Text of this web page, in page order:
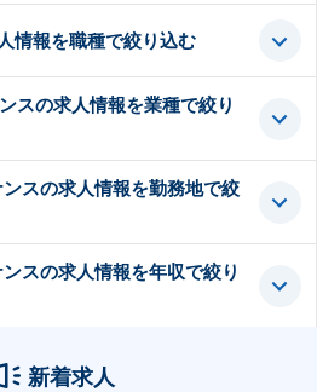
情報を職種で絞り込む
スの求人情報を業種で絞り
スの求人情報を勤務地で絞
スの求人情報を年収で絞り
新着求人